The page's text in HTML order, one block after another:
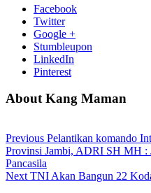
Facebook
Twitter
Google +
Stumbleupon
LinkedIn
Pinterest
About Kang Maman
Previous Pelantikan komando
Provinsi Jambi, ADRI SH MH :
Pancasila
Next TNI Akan Bangun 22